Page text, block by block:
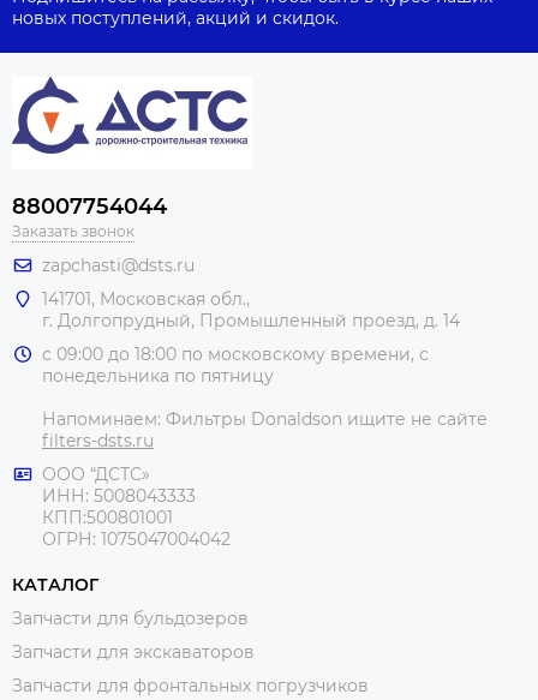
новых поступлений, акций и скидок.
88007754044
Заказать звонок
zapchasti@dsts.ru
141701, Московская обл.,
г. Долгопрудный, Промышленный проезд, д. 14
с 09:00 до 18:00 по московскому времени, с
понедельника по пятницу
Напоминаем: Фильтры Donaldson ищите не сайте
filters-dsts.ru
ООО “ДСТС»
ИНН: 5008043333
КПП:500801001
ОГРН: 1075047004042
КАТАЛОГ
Запчасти для бульдозеров
Запчасти для экскаваторов
Запчасти для фронтальных погрузчиков